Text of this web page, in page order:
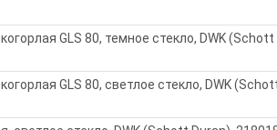
GLS 80, темное стекло, DWK (Schott
GLS 80, светлое стекло, DWK